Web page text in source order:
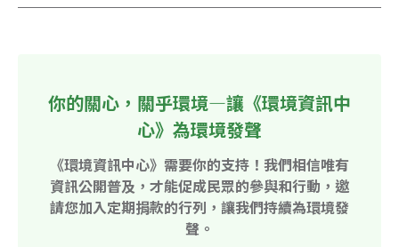
你的關心，關乎環境—讓《環境資訊中
心》為環境發聲
《環境資訊中心》需要你的支持！我們相信唯有
資訊公開普及，才能促成民眾的參與和行動，邀
請您加入定期捐款的行列，讓我們持續為環境發
聲。